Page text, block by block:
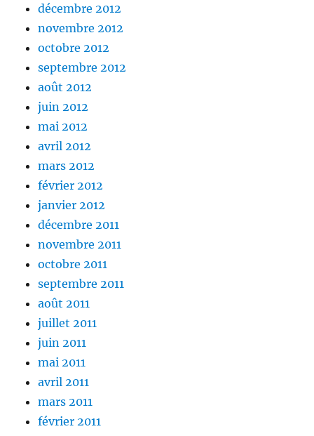
décembre 2012
novembre 2012
octobre 2012
septembre 2012
août 2012
juin 2012
mai 2012
avril 2012
mars 2012
février 2012
janvier 2012
décembre 2011
novembre 2011
octobre 2011
septembre 2011
août 2011
juillet 2011
juin 2011
mai 2011
avril 2011
mars 2011
février 2011